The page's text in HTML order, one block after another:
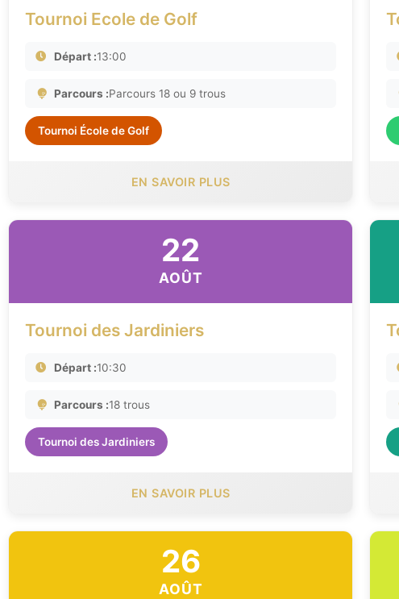
Tournoi Ecole de Golf
Départ :13:00
Parcours :Parcours 18 ou 9 trous
Tournoi École de Golf
EN SAVOIR PLUS
22
AOÛT
Tournoi des Jardiniers
Départ :10:30
Parcours :18 trous
Tournoi des Jardiniers
EN SAVOIR PLUS
26
AOÛT